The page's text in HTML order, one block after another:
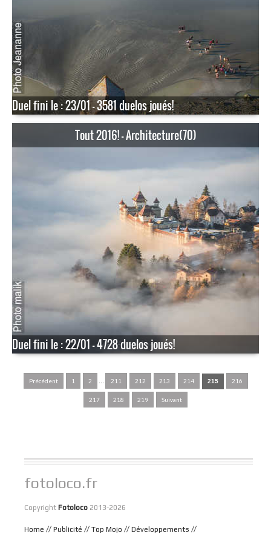
Duel fini le : 23/01 - 3581 duelos joués!
Tout 2016! - Architecture(70)
Duel fini le : 22/01 - 4728 duelos joués!
Précédent 1 2 ... 211 212 213 214 215 216
217 218 219 Suivant
fotoloco.fr
Copyright Fotoloco 2013-2026
Home // Publicité // Top Mojo // Développements //